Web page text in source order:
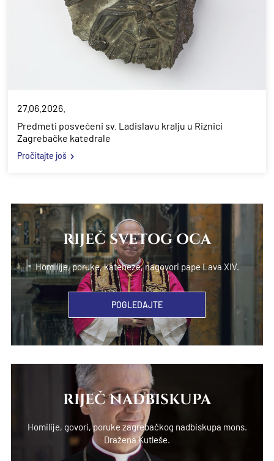
27.06.2026.
Predmeti posvećeni sv. Ladislavu kralju u Riznici
Zagrebačke katedrale
Pročitajte još
RIJEČ SVETOG OCA
Homilije, poruke, kateheze, nagovori pape Lava XIV.
POGLEDAJTE
RIJEČ NADBISKUPA
Homilije, govori, poruke zagrebačkog nadbiskupa mons.
Dražena Kutleše.